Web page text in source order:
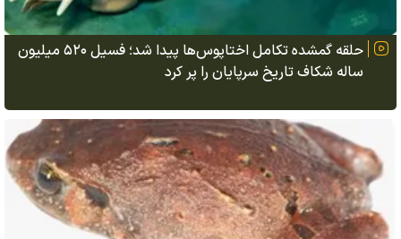
حلقه گمشده تکامل اختاپوس‌ها پیدا شد؛ فسیل ۵۲۰ میلیون
ساله شکاف تاریخ سرپایان را پر کرد